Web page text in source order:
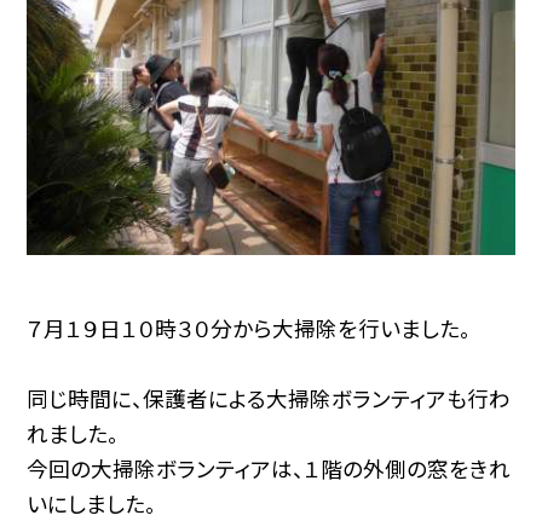
７月１９日１０時３０分から大掃除を行いました。
同じ時間に、保護者による大掃除ボランティアも行わ
れました。
今回の大掃除ボランティアは、１階の外側の窓をきれ
いにしました。